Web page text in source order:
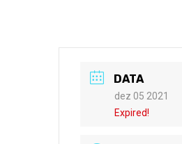
DATA
dez 05 2021
Expired!